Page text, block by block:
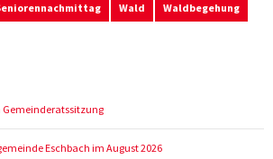
Wald Waldbegehung
Eschbach im August 2026